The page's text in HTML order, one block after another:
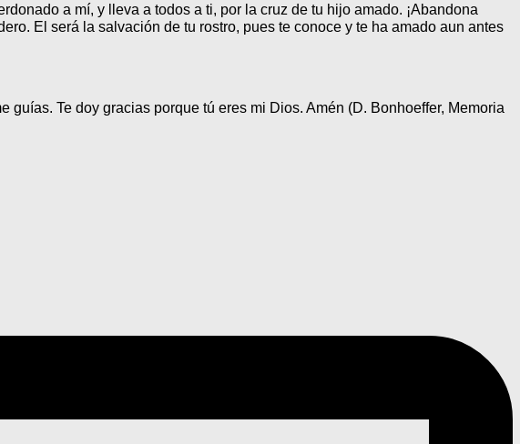
a mí, y lleva a todos a ti, por la cruz de tu hijo amado. ¡Abandona
El será la salvación de tu rostro, pues te conoce y te ha amado aun antes
Te doy gracias porque tú eres mi Dios. Amén (D. Bonhoeffer, Memoria